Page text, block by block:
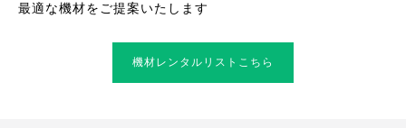
最適な機材をご提案いたします
機材レンタルリストこちら